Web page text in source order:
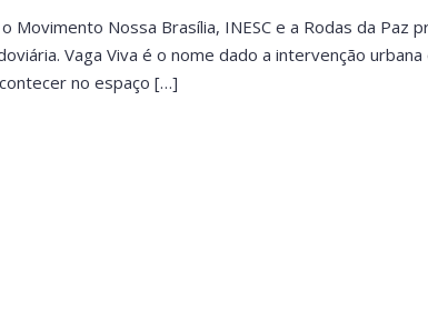
Movimento Nossa Brasília, INESC e a Rodas da Paz
Vaga Viva é o nome dado a intervenção
no espaço […]